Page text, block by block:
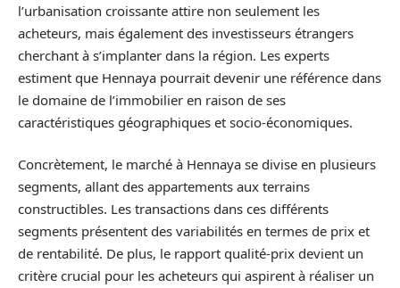
l’urbanisation croissante attire non seulement les
acheteurs, mais également des investisseurs étrangers
cherchant à s’implanter dans la région. Les experts
estiment que Hennaya pourrait devenir une référence dans
le domaine de l’immobilier en raison de ses
caractéristiques géographiques et socio-économiques.
Concrètement, le marché à Hennaya se divise en plusieurs
segments, allant des appartements aux terrains
constructibles. Les transactions dans ces différents
segments présentent des variabilités en termes de prix et
de rentabilité. De plus, le rapport qualité-prix devient un
critère crucial pour les acheteurs qui aspirent à réaliser un